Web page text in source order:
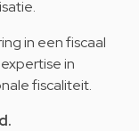
in een fiscaal
in
fiscaliteit.